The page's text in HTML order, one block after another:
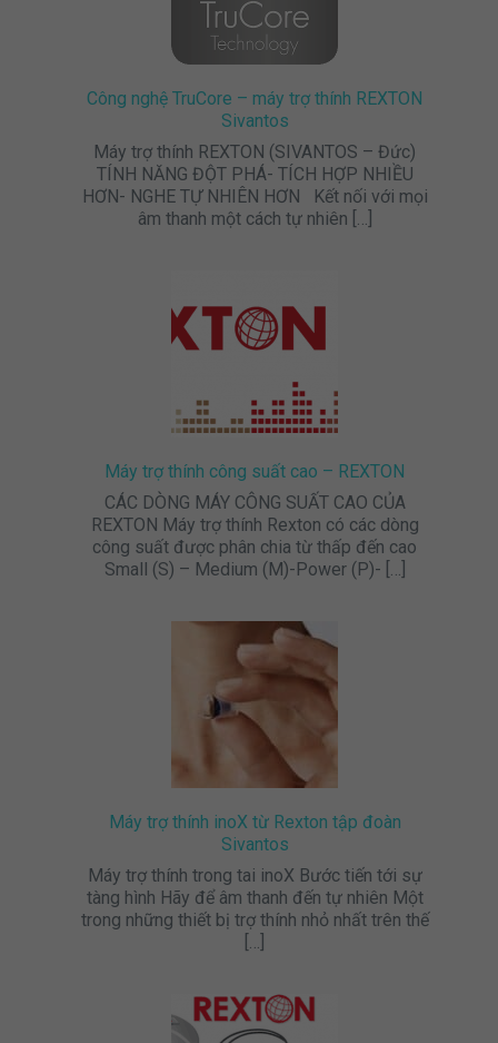
Công nghệ TruCore – máy trợ thính REXTON
Sivantos
Máy trợ thính REXTON (SIVANTOS – Đức)
TÍNH NĂNG ĐỘT PHÁ- TÍCH HỢP NHIỀU
HƠN- NGHE TỰ NHIÊN HƠN Kết nối với mọi
âm thanh một cách tự nhiên […]
Máy trợ thính công suất cao – REXTON
CÁC DÒNG MÁY CÔNG SUẤT CAO CỦA
REXTON Máy trợ thính Rexton có các dòng
công suất được phân chia từ thấp đến cao
Small (S) – Medium (M)-Power (P)- […]
Máy trợ thính inoX từ Rexton tập đoàn
Sivantos
Máy trợ thính trong tai inoX Bước tiến tới sự
tàng hình Hãy để âm thanh đến tự nhiên Một
trong những thiết bị trợ thính nhỏ nhất trên thế
[…]